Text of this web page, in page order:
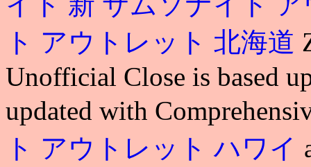
ト アウトレット 北海道
Unofficial Close is based
updated with
ト アウトレット ハワイ